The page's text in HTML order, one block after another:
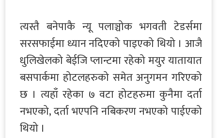
त्यस्तै बनेपाकै न्यू पलाञ्चोक भगवती टेडर्समा
सरसफाईमा ध्यान नदिएको पाइएको थियो । आजै
धुलिखेलको बेईजि प्लान्टमा रहेको मयुर यातायात
बसपार्कमा होटलहरुको समेत अनुगमन गरिएको
छ । त्यहाँ रहेका ७ वटा होटहरुमा कुनैमा दर्ता
नभएको, दर्ता भएपनि नबिकरण नभएको पाईएको
थियो ।